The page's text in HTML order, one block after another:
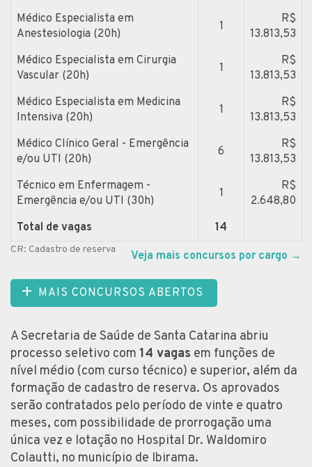
Médico Especialista em
Anestesiologia (20h)
1
R$
13.813,53
Médico Especialista em Cirurgia
Vascular (20h)
1
R$
13.813,53
Médico Especialista em Medicina
Intensiva (20h)
1
R$
13.813,53
Médico Clínico Geral - Emergência
e/ou UTI (20h)
6
R$
13.813,53
Técnico em Enfermagem -
Emergência e/ou UTI (30h)
1
R$
2.648,80
Total de vagas
14
CR: Cadastro de reserva Veja mais concursos por cargo →
MAIS CONCURSOS ABERTOS
A Secretaria de Saúde de Santa Catarina abriu
processo seletivo com 14 vagas em funções de
nível médio (com curso técnico) e superior, além da
formação de cadastro de reserva. Os aprovados
serão contratados pelo período de vinte e quatro
meses, com possibilidade de prorrogação uma
única vez e lotação no Hospital Dr. Waldomiro
Colautti, no município de Ibirama.